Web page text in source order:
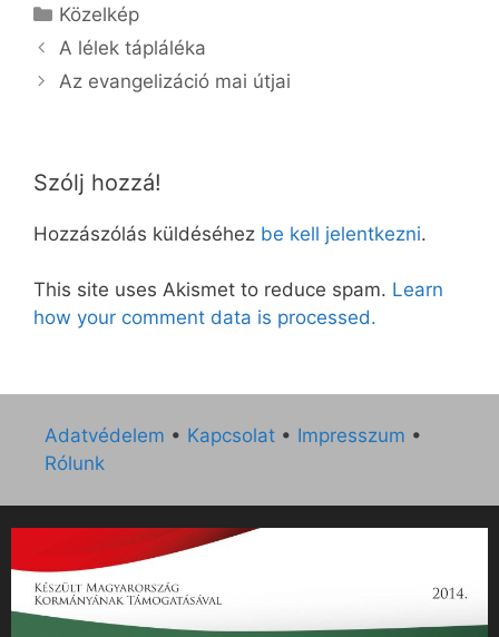
Kategória
Közelkép
A lélek tápláléka
Az evangelizáció mai útjai
Szólj hozzá!
Hozzászólás küldéséhez be kell jelentkezni.
This site uses Akismet to reduce spam. Learn
how your comment data is processed.
Adatvédelem • Kapcsolat • Impresszum •
Rólunk